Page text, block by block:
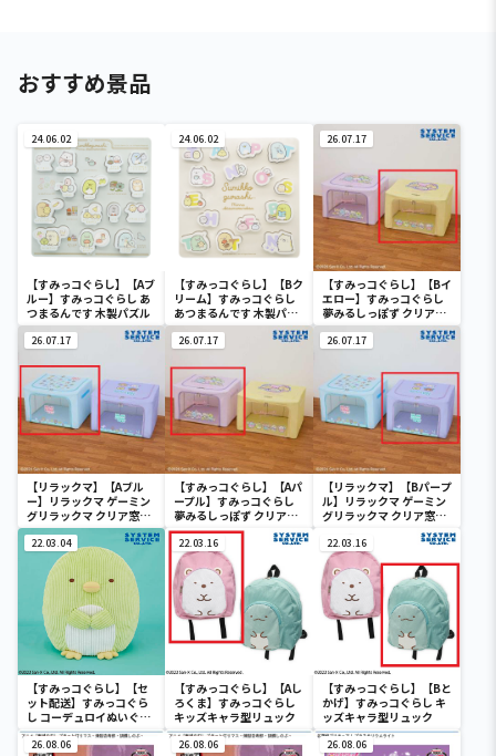
おすすめ景品
24.06.02
【すみっコぐらし】【Aブ
ルー】すみっコぐらし あ
つまるんです 木製パズル
24.06.02
【すみっコぐらし】【Bク
リーム】すみっコぐらし
あつまるんです 木製パズ
ル
26.07.17
【すみっコぐらし】【Bイ
エロー】すみっコぐらし
夢みるしっぽず クリア窓
付き収納ボックス
26.07.17
【リラックマ】【Aブル
ー】リラックマ ゲーミン
グリラックマ クリア窓付
き収納ボックス
26.07.17
【すみっコぐらし】【Aパ
ープル】すみっコぐらし
夢みるしっぽず クリア窓
付き収納ボックス
26.07.17
【リラックマ】【Bパープ
ル】リラックマ ゲーミン
グリラックマ クリア窓付
22.03.04
【すみっコぐらし】【セ
ット配送】すみっコぐら
し コーデュロイぬいぐる
みXL プレミアム ぺんぎ
ん？
22.03.16
【すみっコぐらし】【Aし
ろくま】すみっコぐらし
キッズキャラ型リュック
22.03.16
【すみっコぐらし】【Bと
かげ】すみっコぐらし キ
ッズキャラ型リュック
26.08.06 26.08.06 26.08.06